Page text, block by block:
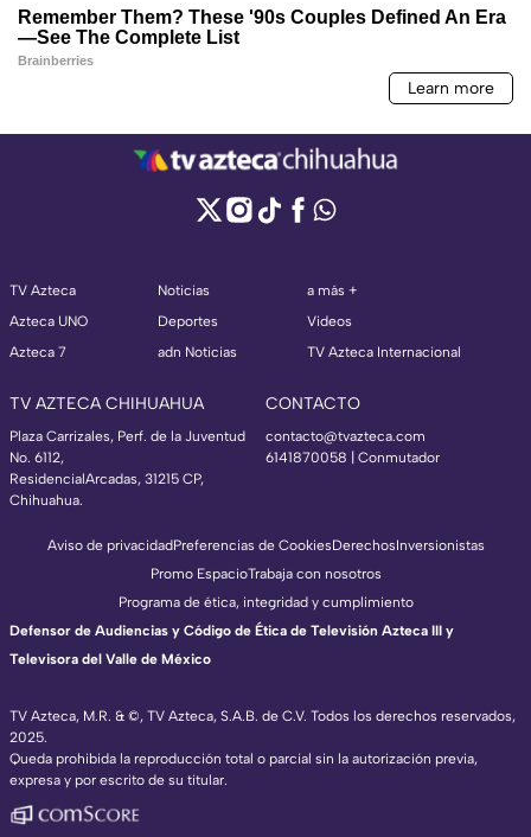
TV Azteca
Azteca UNO
Azteca 7
Noticias
Deportes
adn Noticias
a más +
Videos
TV Azteca Internacional
TV AZTECA CHIHUAHUA
Plaza Carrizales, Perf. de la Juventud
No. 6112,
ResidencialArcadas, 31215 CP,
Chihuahua.
CONTACTO
contacto@tvazteca.com
6141870058 | Conmutador
TV Azteca, M.R. & ©, TV Azteca, S.A.B. de C.V. Todos los derechos reservados,
2025.
Queda prohibida la reproducción total o parcial sin la autorización previa,
expresa y por escrito de su titular.
Aviso de privacidadPreferencias de CookiesDerechosInversionistas
Promo EspacioTrabaja con nosotros
Programa de ética, integridad y cumplimiento
Defensor de Audiencias y Código de Ética de Televisión Azteca III y
Televisora del Valle de México